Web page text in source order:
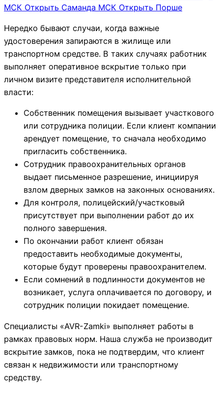
МСК Открыть Саманда МСК Открыть Порше
Нередко бывают случаи, когда важные
удостоверения запираются в жилище или
транспортном средстве. В таких случаях работник
выполняет оперативное вскрытие только при
личном визите представителя исполнительной
власти:
Собственник помещения вызывает участкового
или сотрудника полиции. Если клиент компании
арендует помещение, то сначала необходимо
пригласить собственника.
Сотрудник правоохранительных органов
выдает письменное разрешение, инициируя
взлом дверных замков на законных основаниях.
Для контроля, полицейский/участковый
присутствует при выполнении работ до их
полного завершения.
По окончании работ клиент обязан
предоставить необходимые документы,
которые будут проверены правоохранителем.
Если сомнений в подлинности документов не
возникает, услуга оплачивается по договору, и
сотрудник полиции покидает помещение.
Специалисты «AVR-Zamki» выполняет работы в
рамках правовых норм. Наша служба не производит
вскрытие замков, пока не подтвердим, что клиент
связан к недвижимости или транспортному
средству.